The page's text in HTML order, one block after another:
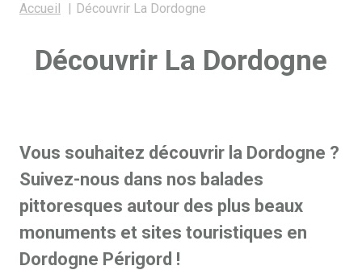
Accueil Découvrir La Dordogne
Découvrir La Dordogne
Vous souhaitez découvrir la Dordogne ?
Suivez-nous dans nos balades
pittoresques autour des plus beaux
monuments et sites touristiques en
Dordogne Périgord !